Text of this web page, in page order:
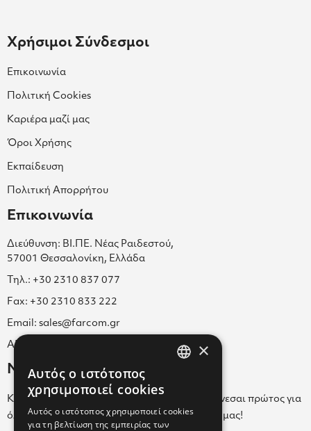
Χρήσιμοι Σύνδεσμοι
Επικοινωνία
Πολιτική Cookies
Καριέρα μαζί μας
Όροι Χρήσης
Εκπαίδευση
Πολιτική Απορρήτου
Επικοινωνία
Διεύθυνση: ΒΙ.ΠΕ. Νέας Ραιδεστού,
57001 Θεσσαλονίκη, Ελλάδα
Τηλ.: +30 2310 837 077
Fax: +30 2310 833 222
Email: sales@farcom.gr
ΑΡ.Γ.Ε.ΜΗ. 038365205000
Newsletter
Κάνε εγγραφή στο Newsletter για να ενημερώνεσαι πρώτος για
όλα τα νέα μας και τα ολοκαίνουρια προϊόντα μας!
×
Αυτός ο ιστότοπος
χρησιμοποιεί cookies
Αυτός ο ιστότοπος χρησιμοποιεί cookies
για τη βελτίωση της εμπειρίας των